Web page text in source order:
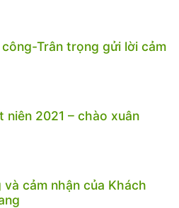
Trân trọng gửi lời cảm
2021 – chào xuân
cảm nhận của Khách